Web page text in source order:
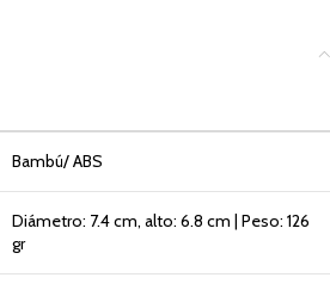
Bambú/ ABS
Diámetro: 7.4 cm, alto: 6.8 cm | Peso: 126
gr